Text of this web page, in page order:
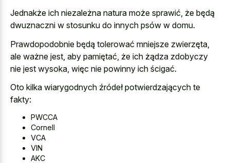
Jednakże ich niezależna natura może sprawić, że będą
dwuznaczni w stosunku do innych psów w domu.
Prawdopodobnie będą tolerować mniejsze zwierzęta,
ale ważne jest, aby pamiętać, że ich żądza zdobyczy
nie jest wysoka, więc nie powinny ich ścigać.
Oto kilka wiarygodnych źródeł potwierdzających te
fakty:
PWCCA
Cornell
VCA
VIN
AKC